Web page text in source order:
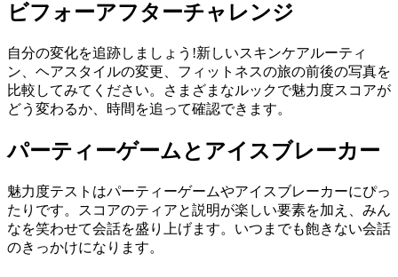
ビフォーアフターチャレンジ
自分の変化を追跡しましょう!新しいスキンケアルーティ
ン、ヘアスタイルの変更、フィットネスの旅の前後の写真を
比較してみてください。さまざまなルックで魅力度スコアが
どう変わるか、時間を追って確認できます。
パーティーゲームとアイスブレーカー
魅力度テストはパーティーゲームやアイスブレーカーにぴっ
たりです。スコアのティアと説明が楽しい要素を加え、みん
なを笑わせて会話を盛り上げます。いつまでも飽きない会話
のきっかけになります。